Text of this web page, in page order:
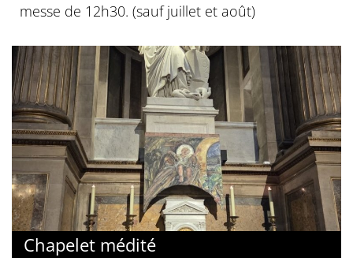
messe de 12h30. (sauf juillet et août)
Chapelet médité